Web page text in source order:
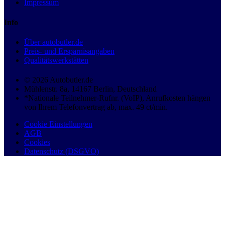
Impressum
Info
Über autobutler.de
Preis- und Ersparnisangaben
Qualitätswerkstätten
© 2026 Autobutler.de
Mühlenstr. 8a, 14167 Berlin, Deutschland
*Nationale Teilnehmer-Rufnr. (VoIP), Anrufkosten hängen
von Ihrem Telefonvertrag ab, max. 49 ct/min.
Cookie Einstellungen
AGB
Cookies
Datenschutz (DSGVO)